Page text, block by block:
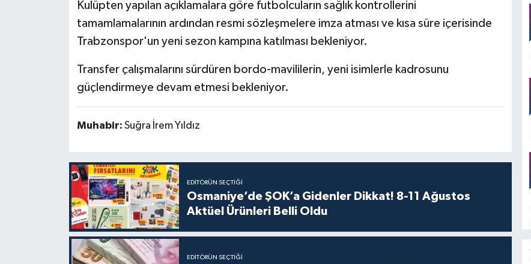
Kulüpten yapılan açıklamalara göre futbolcuların sağlık kontrollerini
tamamlamalarının ardından resmi sözleşmelere imza atması ve kısa süre içerisinde
Trabzonspor'un yeni sezon kampına katılması bekleniyor.
Transfer çalışmalarını sürdüren bordo-mavililerin, yeni isimlerle kadrosunu
güçlendirmeye devam etmesi bekleniyor.
Muhabir: Suğra İrem Yıldız
EDITÖRÜN SEÇTIĞI
Osmaniye’de ŞOK’a Gidenler Dikkat! 8-11 Ağustos
Aktüel Ürünleri Belli Oldu
EDITÖRÜN SEÇTIĞI